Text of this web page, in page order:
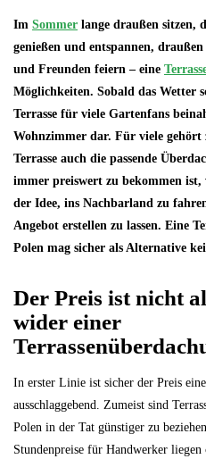
Im Sommer lange draußen sitzen,
genießen und entspannen,
und Freunden feiern – eine
Möglichkeiten. Sobald das Wetter
Terrasse für viele Gartenfans
Wohnzimmer dar. Für viele gehört
Terrasse auch die passende
immer preiswert zu bekommen ist,
der Idee, ins Nachbarland zu
Angebot erstellen zu lassen. Eine
Polen mag sicher als Alternative
Der Preis ist nicht
wider einer
In erster Linie ist sicher der Preis
ausschlaggebend. Zumeist sind
Polen in der Tat günstiger zu
Stundenpreise für Handwerker liegen